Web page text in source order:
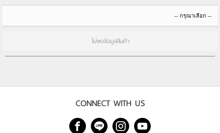
ไม่พบข้อมูลสินค้า
CONNECT WITH US